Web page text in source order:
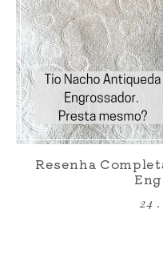
Resenha
24